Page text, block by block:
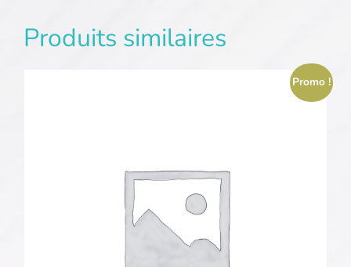
Produits similaires
Promo !